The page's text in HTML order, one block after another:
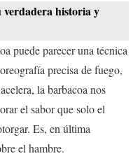
verdadera historia y
puede parecer una técnica
precisa de fuego,
la barbacoa nos
el sabor que solo el
Es, en última
el hambre.